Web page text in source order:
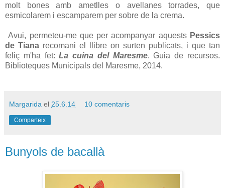
molt bones amb ametlles o avellanes torrades, que
esmicolarem i escamparem per sobre de la crema.
Avui, permeteu-me que per acompanyar aquests Pessics
de Tiana recomani el llibre on surten publicats, i que tan
feliç m'ha fet:La cuina del Maresme. Guia de recursos.
Biblioteques Municipals del Maresme, 2014.
Margarida el 25.6.14 10 comentaris
Comparteix
Bunyols de bacallà